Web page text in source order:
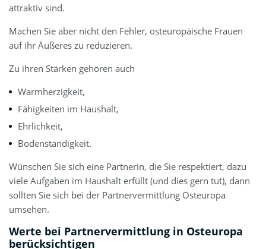
attraktiv sind.
Machen Sie aber nicht den Fehler, osteuropäische Frauen
auf ihr Äußeres zu reduzieren.
Zu ihren Stärken gehören auch
Warmherzigkeit,
Fähigkeiten im Haushalt,
Ehrlichkeit,
Bodenständigkeit.
Wünschen Sie sich eine Partnerin, die Sie respektiert, dazu
viele Aufgaben im Haushalt erfüllt (und dies gern tut), dann
sollten Sie sich bei der Partnervermittlung Osteuropa
umsehen.
Werte bei Partnervermittlung in Osteuropa
berücksichtigen